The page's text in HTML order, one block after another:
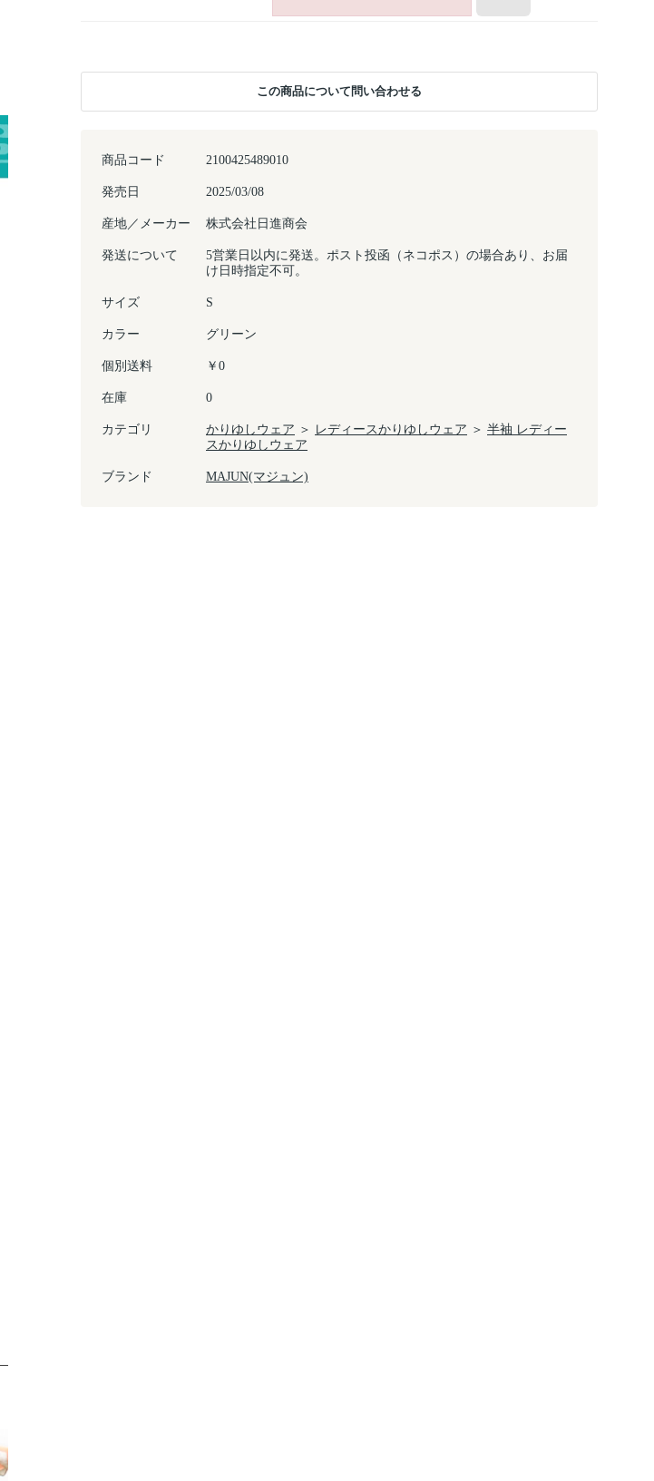
商品コード 2100425489010
発売日 2025/03/08
産地／メーカー 株式会社日進商会
発送について
5営業日以内に発送。ポスト投函（ネコポス）の場合あり、お届
け日時指定不可。
サイズ S
カラー グリーン
個別送料 ￥0
在庫 0
カテゴリ かりゆしウェア ＞ レディースかりゆしウェア ＞ 半袖 レディー
スかりゆしウェア
ブランド MAJUN(マジュン)
この商品について問い合わせる